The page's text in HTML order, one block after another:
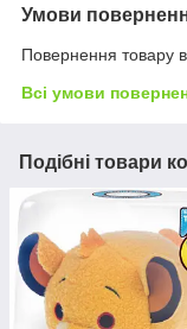
Умови
Повернення товару
Всі умови
Подібні товари